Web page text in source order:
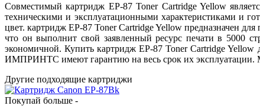
Совместимый картридж EP-87 Toner Cartridge Yellow
техническими и эксплуатационными характеристиками и
цвет. картридж EP-87 Toner Cartridge Yellow предназначен
что он выполнит свой заявленный ресурс печати в 5000
экономичной. Купить картридж EP-87 Toner Cartridge
ИМПРИНТС имеют гарантию на весь срок их эксплуатации.
Другие подходящие картриджи
Покупай больше -